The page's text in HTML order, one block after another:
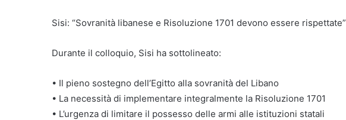
Sisi: “Sovranità libanese e Risoluzione 1701 devono essere rispettate”
Durante il colloquio, Sisi ha sottolineato:
• Il pieno sostegno dell’Egitto alla sovranità del Libano
• La necessità di implementare integralmente la Risoluzione 1701
• L’urgenza di limitare il possesso delle armi alle istituzioni statali